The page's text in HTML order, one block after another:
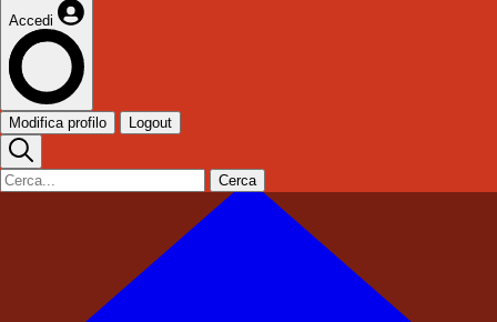
Accedi
Modifica profilo Logout
Cerca